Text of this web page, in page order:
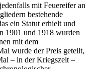
mit Feuereifer an
bestehende
ein Statut erhielt und
1901 und 1918 wurden
mit dem
wurde der Preis geteilt,
– in der Kriegszeit –